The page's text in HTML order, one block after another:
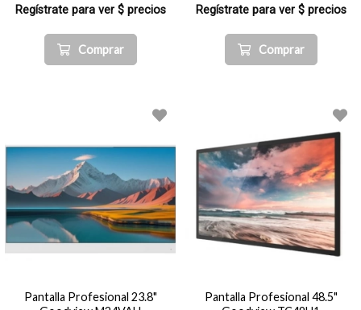
Regístrate para ver $ precios
Comprar
Regístrate para ver $ precios
Comprar
Pantalla Profesional 23.8"
Pantalla Profesional 48.5"